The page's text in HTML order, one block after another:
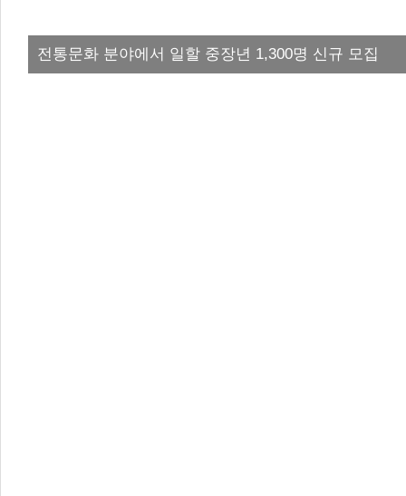
전통문화 분야에서 일할 중장년 1,300명 신규 모집